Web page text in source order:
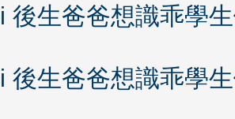
後生爸爸想識乖學
後生爸爸想識乖學